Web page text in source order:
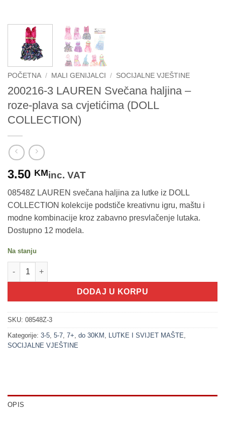
POČETNA / MALI GENIJALCI / SOCIJALNE VJEŠTINE
200216-3 LAUREN Svečana haljina –
roze-plava sa cvjetićima (DOLL
COLLECTION)
3.50 KMinc. VAT
08548Z LAUREN svečana haljina za lutke iz DOLL
COLLECTION kolekcije podstiče kreativnu igru, maštu i
modne kombinacije kroz zabavno presvlačenje lutaka.
Dostupno 12 modela.
Na stanju
200216-3 LAUREN Svečana haljina - roze-plava sa cvjetićima
DODAJ U KORPU
SKU: 08548Z-3
Kategorije: 3-5 5-7 7+ do 30KM LUTKE I SVIJET MAŠTE
SOCIJALNE VJEŠTINE
OPIS